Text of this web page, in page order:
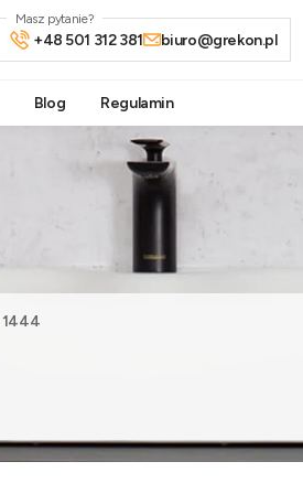
Masz pytanie?
+48 501 312 381 biuro@grekon.pl
Blog Regulamin
1444